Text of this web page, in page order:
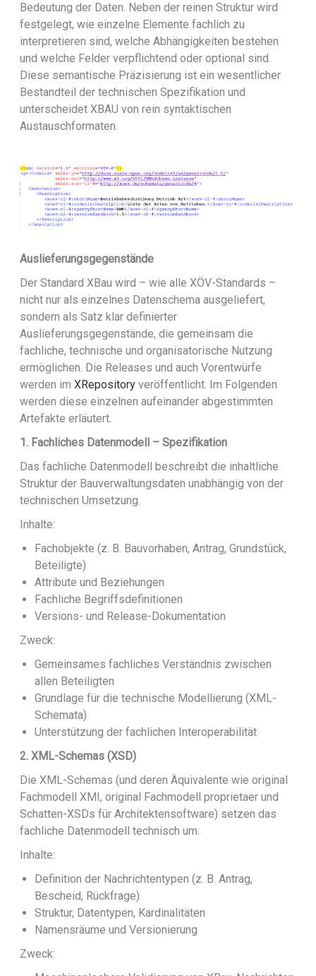
Bedeutung der Daten. Neben der reinen Struktur wird
festgelegt, wie einzelne Elemente fachlich zu
interpretieren sind, welche Abhängigkeiten bestehen
und welche Felder verpflichtend oder optional sind.
Diese semantische Präzisierung ist ein wesentlicher
Bestandteil der technischen Spezifikation und
unterscheidet XBAU von rein syntaktischen
Austauschformaten.
Auslieferungsgegenstände
Der Standard XBau wird – wie alle XÖV-Standards –
nicht nur als einzelnes Datenschema ausgeliefert,
sondern als Satz klar definierter
Auslieferungsgegenstände, die gemeinsam die
fachliche, technische und organisatorische Nutzung
ermöglichen. Die Releases und auch Vorentwürfe
werden im XRepository veröffentlicht. Im Folgenden
werden diese einzelnen aufeinander abgestimmten
Artefakte erläutert.
1. Fachliches Datenmodell – Spezifikation
Das fachliche Datenmodell beschreibt die inhaltliche
Struktur der Bauverwaltungsdaten unabhängig von der
technischen Umsetzung.
Inhalte:
Fachobjekte (z. B. Bauvorhaben, Antrag, Grundstück,
Beteiligte)
Attribute und Beziehungen
Fachliche Begriffsdefinitionen
Versions- und Release-Dokumentation
Zweck:
Gemeinsames fachliches Verständnis zwischen
allen Beteiligten
Grundlage für die technische Modellierung (XML-
Schemata)
Unterstützung der fachlichen Interoperabilität
2. XML-Schemas (XSD)
Die XML-Schemas (und deren Äquivalente wie original
Fachmodell XMI, original Fachmodell proprietaer und
Schatten-XSDs für Architektensoftware) setzen das
fachliche Datenmodell technisch um.
Inhalte:
Definition der Nachrichtentypen (z. B. Antrag,
Bescheid, Rückfrage)
Struktur, Datentypen, Kardinalitäten
Namensräume und Versionierung
Zweck: